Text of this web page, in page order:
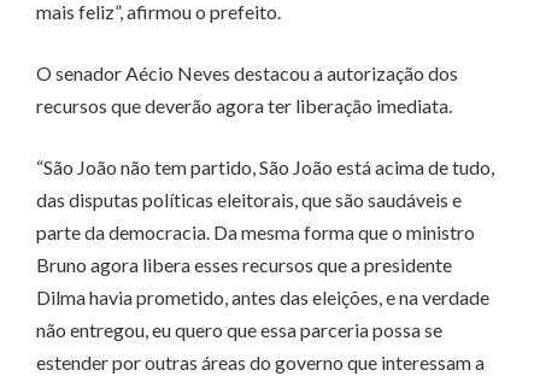
mais feliz”, afirmou o prefeito.
O senador Aécio Neves destacou a autorização dos
recursos que deverão agora ter liberação imediata.
“São João não tem partido, São João está acima de tudo,
das disputas políticas eleitorais, que são saudáveis e
parte da democracia. Da mesma forma que o ministro
Bruno agora libera esses recursos que a presidente
Dilma havia prometido, antes das eleições, e na verdade
não entregou, eu quero que essa parceria possa se
estender por outras áreas do governo que interessam a